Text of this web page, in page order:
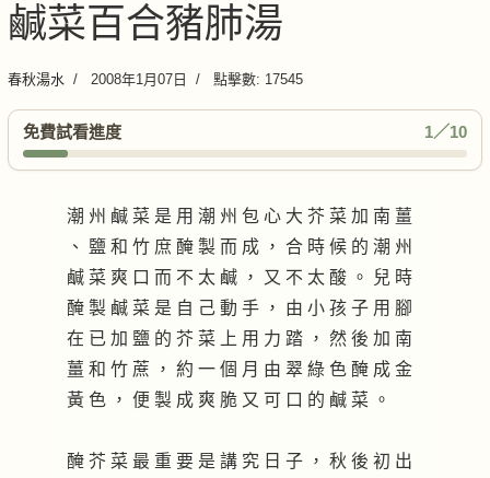
鹹菜百合豬肺湯
春秋湯水 2008年1月07日 點擊數: 17545
免費試看進度 1／10
潮 州 鹹 菜 是 用 潮 州 包 心 大 芥 菜 加 南 薑
、 鹽 和 竹 庶 醃 製 而 成 ， 合 時 候 的 潮 州
鹹 菜 爽 口 而 不 太 鹹 ， 又 不 太 酸 。 兒 時
醃 製 鹹 菜 是 自 己 動 手 ， 由 小 孩 子 用 腳
在 已 加 鹽 的 芥 菜 上 用 力 踏 ， 然 後 加 南
薑 和 竹 蔗 ， 約 一 個 月 由 翠 綠 色 醃 成 金
黃 色 ， 便 製 成 爽 脆 又 可 口 的 鹹 菜 。
醃 芥 菜 最 重 要 是 講 究 日 子 ， 秋 後 初 出